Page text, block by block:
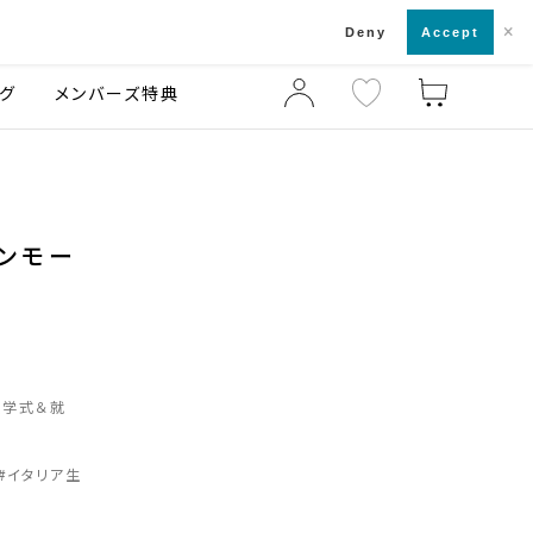
店舗一覧・来店予約
メンバーズ特典
モー
式＆就
イタリア生
Deny Accept ×